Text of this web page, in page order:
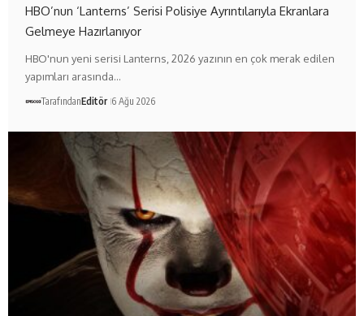
HBO’nun ‘Lanterns’ Serisi Polisiye Ayrıntılarıyla Ekranlara
Gelmeye Hazırlanıyor
HBO'nun yeni serisi Lanterns, 2026 yazının en çok merak edilen
yapımları arasında…
TarafındanEditör 6 Ağu 2026